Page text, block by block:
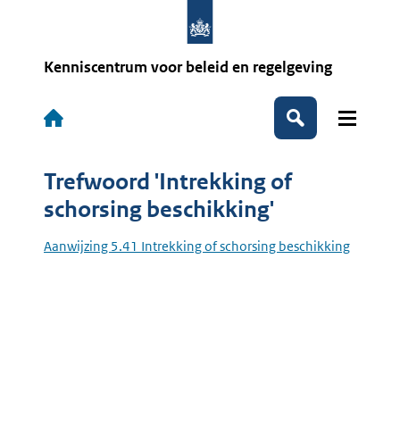
Kenniscentrum voor beleid en regelgeving
Hoofdnavigatie
Zoeken
Trefwoord 'Intrekking of
schorsing beschikking'
Aanwijzing 5.41 Intrekking of schorsing beschikking